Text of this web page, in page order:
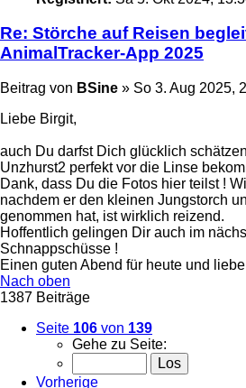
Re: Störche auf Reisen
AnimalTracker-App 2025
Beitrag von BSine » So 3. Aug 2025,
Liebe Birgit,
auch Du darfst Dich glücklich
Unzhurst2 perfekt vor die Linse
Dank, dass Du die Fotos hier teilst !
nachdem er den kleinen Jungstorch
genommen hat, ist wirklich reizend.
Hoffentlich gelingen Dir auch im
Schnappschüsse !
Einen guten Abend für heute und
Nach oben
1387 Beiträge
Seite 106 von 139
Gehe zu Seite:
Vorherige